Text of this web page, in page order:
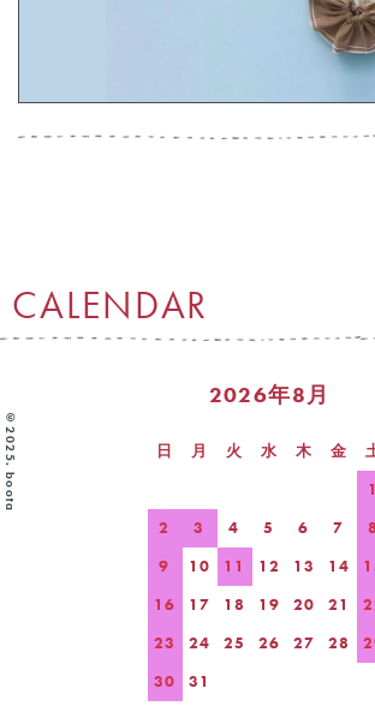
CALENDAR
2026年8月
日 月 火 水 木 金
1
2
3 4 5 6 7
8
9
10 11 12 13 14
16
17 18 19 20 21
23
24 25 26 27 28
30
31
©2025. boota